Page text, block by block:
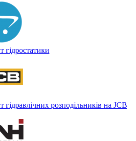
гідростатики
гідравлічних розподільників на JCB